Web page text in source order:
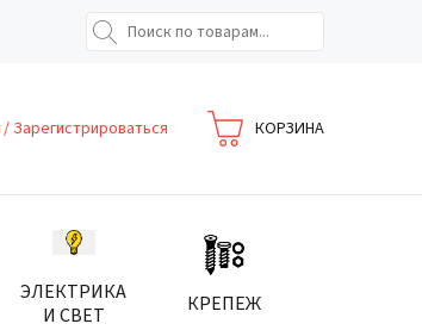
/ Зарегистрироваться КОРЗИНА
ЭЛЕКТРИКА
И СВЕТ
КРЕПЕЖ